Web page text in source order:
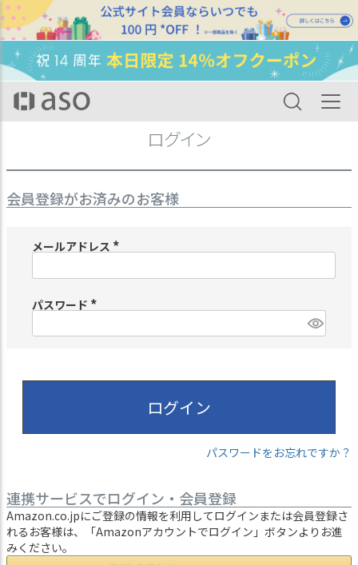
HOME ログイン
ログイン
会員登録がお済みのお客様
メールアドレス
須
パスワード
(
須
ログイン
パスワードをお忘れですか？
連携サービスでログイン・会員登録
Amazon.co.jpにご登録の情報を利用してログインまたは会員登録さ
れるお客様は、「Amazonアカウントでログイン」ボタンよりお進
みください。